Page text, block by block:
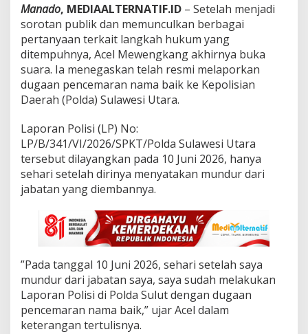
a
n
g
L
a
p
o
r
k
D
u
a
a
P
e
n
e
m
a
a
Manado, MEDIAALTERNATIF.ID – Setelah menjadi
sorotan publik dan memunculkan berbagai
pertanyaan terkait langkah hukum yang
ditempuhnya, Acel Mewengkang akhirnya buka
suara. Ia menegaskan telah resmi melaporkan
dugaan pencemaran nama baik ke Kepolisian
Daerah (Polda) Sulawesi Utara.
‎Laporan Polisi (LP) No:
LP/B/341/VI/2026/SPKT/Polda Sulawesi Utara
tersebut dilayangkan pada 10 Juni 2026, hanya
sehari setelah dirinya menyatakan mundur dari
jabatan yang diembannya.
‎”Pada tanggal 10 Juni 2026, sehari setelah saya
mundur dari jabatan saya, saya sudah melakukan
Laporan Polisi di Polda Sulut dengan dugaan
pencemaran nama baik,” ujar Acel dalam
keterangan tertulisnya.